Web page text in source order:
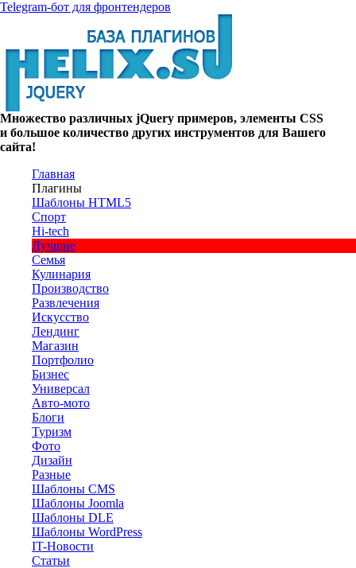
Telegram-бот для фронтендеров
Множество различных jQuery примеров, элементы CSS
и большое количество других инструментов для Вашего
сайта!
Главная
Плагины
Шаблоны HTML5
Спорт
Hi-tech
Лучшие
Семья
Кулинария
Производство
Развлечения
Искусство
Лендинг
Магазин
Портфолио
Бизнес
Универсал
Авто-мото
Блоги
Туризм
Фото
Дизайн
Разные
Шаблоны CMS
Шаблоны Joomla
Шаблоны DLE
Шаблоны WordPress
IT-Новости
Статьи